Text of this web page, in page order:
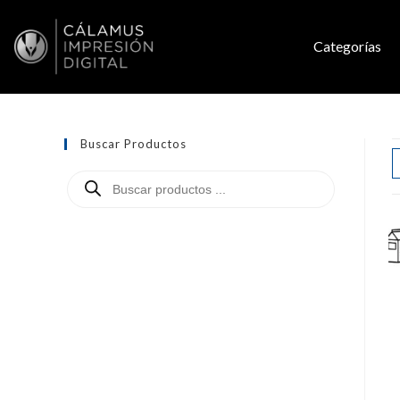
Categorías
Buscar Productos